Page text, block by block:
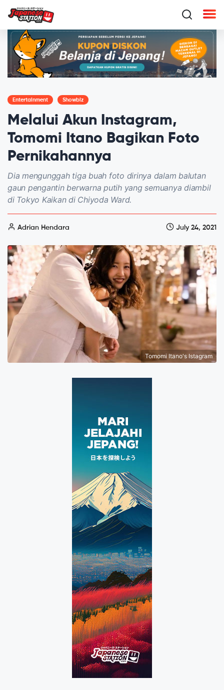
Entertainment Showbiz
Melalui Akun Instagram,
Tomomi Itano Bagikan Foto
Pernikahannya
Dia mengunggah tiga buah foto dirinya dalam balutan
gaun pengantin berwarna putih yang semuanya diambil
di Tokyo Kaikan di Chiyoda Ward.
Adrian Hendara July 24, 2021
Tomomi Itano's Istagram